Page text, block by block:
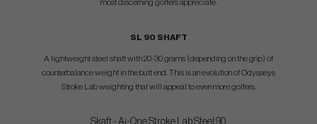
most discerning golfers appreciate.
SL 90 SHAFT
A lightweight steel shaft with 20-30 grams (depending on the grip) of
counterbalance weight in the butt end. This is an evolution of Odysseys
Stroke Lab weighting that will appeal to even more golfers.